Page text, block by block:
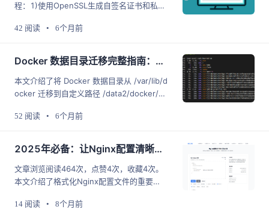
程：1)使用OpenSSL生成自签名证书和私
配置Nginx支持HTTPS，包括指定证书路
发、测试和内网环境，但需注意自签名证书
会触发浏览器警告，生产环境建议使用CA签
发的正式证书。通过简单的命令和配置即可
实现基本的HTTPS加密保护。
42 阅读 • 6个月前
Docker 数据目录迁移完整指南：从 /var/lib/docker 迁移到自定义路径
本文介绍了将 Docker 数据目录从 /var/lib/d
ocker 迁移到自定义路径 /data2/docker/da
制数据、修改配置文件及验证数据完整性。
间不足时顺利迁移 Docker 数据。
52 阅读 • 6个月前
2025年必备：让Nginx配置清晰如诗的工具推荐
文章浏览阅读464次，点赞4次，收藏4次。
本文介绍了格式化Nginx配置文件的重要
效率和降低错误风险。文章推荐了2025年优
14 阅读 • 8个月前